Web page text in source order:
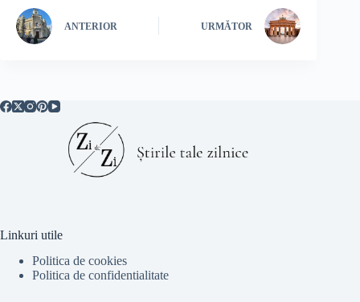
ANTERIOR URMĂTOR
Linkuri utile
Politica de cookies
Politica de confidentialitate